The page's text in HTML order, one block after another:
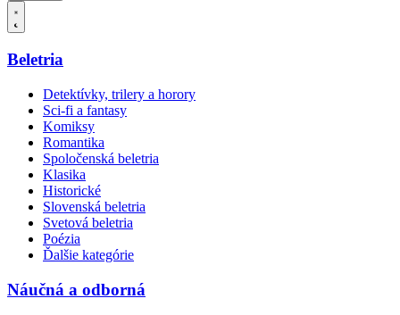
Beletria
Detektívky, trilery a horory
Sci-fi a fantasy
Komiksy
Romantika
Spoločenská beletria
Klasika
Historické
Slovenská beletria
Svetová beletria
Poézia
Ďalšie kategórie
Náučná a odborná